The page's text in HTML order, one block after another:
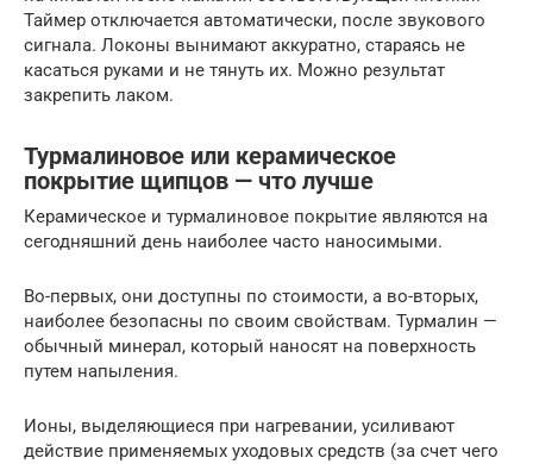
Таймер отключается автоматически, после звукового
сигнала. Локоны вынимают аккуратно, стараясь не
касаться руками и не тянуть их. Можно результат
закрепить лаком.
Турмалиновое или керамическое
покрытие щипцов — что лучше
Керамическое и турмалиновое покрытие являются на
сегодняшний день наиболее часто наносимыми.
Во-первых, они доступны по стоимости, а во-вторых,
наиболее безопасны по своим свойствам. Турмалин —
обычный минерал, который наносят на поверхность
путем напыления.
Ионы, выделяющиеся при нагревании, усиливают
действие применяемых уходовых средств (за счет чего